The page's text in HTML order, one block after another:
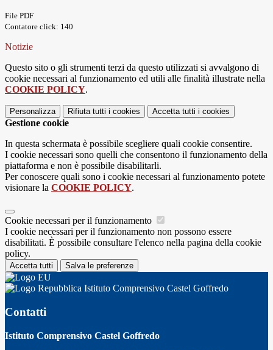
File PDF
Contatore click: 140
Notizie
Questo sito o gli strumenti terzi da questo utilizzati si avvalgono di
cookie necessari al funzionamento ed utili alle finalità illustrate nella
COOKIE POLICY.
Personalizza Rifiuta tutti i cookies Accetta tutti i cookies
Gestione cookie
In questa schermata è possibile scegliere quali cookie consentire.
I cookie necessari sono quelli che consentono il funzionamento della
piattaforma e non è possibile disabilitarli.
Per conoscere quali sono i cookie necessari al funzionamento potete
visionare la COOKIE POLICY.
Cookie necessari per il funzionamento
I cookie necessari per il funzionamento non possono essere
disabilitati. È possibile consultare l'elenco nella pagina della cookie
policy.
Accetta tutti Salva le preferenze
Istituto Comprensivo Castel Goffredo
Contatti
Istituto Comprensivo Castel Goffredo